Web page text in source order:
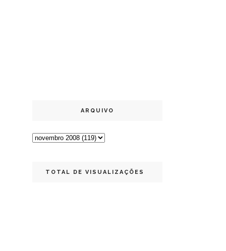
ARQUIVO
TOTAL DE VISUALIZAÇÕES